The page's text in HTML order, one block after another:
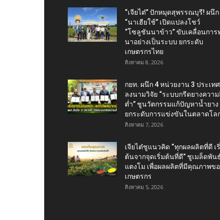
“เจียไต๋” ปักหมุดสุพรรณบุรี! ผนึก
“นาเฮียใช้” เปิดแปลงโชว์
“โซลูชันนาข้าว” ขับเคลื่อนการ
นาอย่างเป็นระบบ ยกระดับ
เกษตรกรไทย
สิงหาคม 8, 2026
กยท. ผนึก 4 หน่วยงาน 3 ประเทศ
ลงนามวิจัย “ระบบกรีดยางควา
ต่ำ” ชูนวัตกรรมแก้ปัญหาน้ำยาง
ยกระดับการแข่งขันในตลาดโล
สิงหาคม 7, 2026
เจียไต๋ชูแนวคิด “ทุกผลผลิตที่ดี เ
ต้นจากจุดเริ่มต้นที่ดี” ชูเมล็ดพัน
แตงโม เพื่อผลผลิตที่มีคุณภาพขอ
เกษตรกร
สิงหาคม 5, 2026